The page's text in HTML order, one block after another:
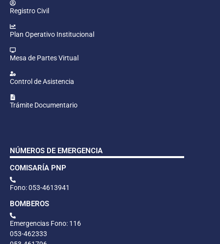
Registro Civil
Plan Operativo Institucional
Mesa de Partes Virtual
Control de Asistencia
Trámite Documentario
NÚMEROS DE EMERGENCIA
COMISARÍA PNP
Fono: 053-4613941
BOMBEROS
Emergencias Fono: 116
053-462333